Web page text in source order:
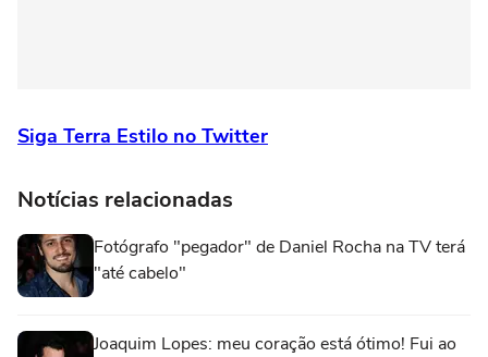
Siga Terra Estilo no Twitter
Notícias relacionadas
Fotógrafo "pegador" de Daniel Rocha na TV terá
"até cabelo"
Joaquim Lopes: meu coração está ótimo! Fui ao